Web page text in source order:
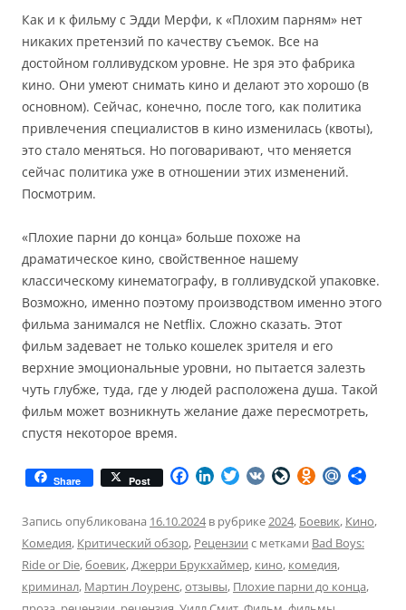
Как и к фильму с Эдди Мерфи, к «Плохим парням» нет
никаких претензий по качеству съемок. Все на
достойном голливудском уровне. Не зря это фабрика
кино. Они умеют снимать кино и делают это хорошо (в
основном). Сейчас, конечно, после того, как политика
привлечения специалистов в кино изменилась (квоты),
это стало меняться. Но поговаривают, что меняется
сейчас политика уже в отношении этих изменений.
Посмотрим.
«Плохие парни до конца» больше похоже на
драматическое кино, свойственное нашему
классическому кинематографу, в голливудской упаковке.
Возможно, именно поэтому производством именно этого
фильма занимался не Netflix. Сложно сказать. Этот
фильм задевает не только кошелек зрителя и его
верхние эмоциональные уровни, но пытается залезть
чуть глубже, туда, где у людей расположена душа. Такой
фильм может возникнуть желание даже пересмотреть,
спустя некоторое время.
Share Post
e
b
o
o
k
k
e
d
I
n
T
t
t
e
r
V
e
J
o
u
r
O
o
k
l
a
s
M
l
.
u
р
и
Запись опубликована 16.10.2024в рубрике2024, Боевик, Кино,
Комедия, Критический обзор, Рецензии с метками Bad Boys:
Ride or Die,боевик,Джерри Брукхаймер, кино, комедия,
криминал, Мартин Лоуренс,отзывы, Плохие парни до конца,